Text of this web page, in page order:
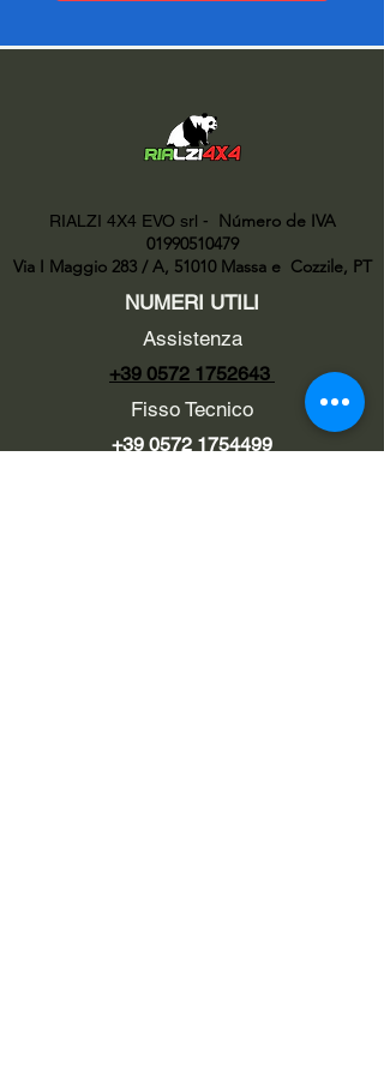
RIALZI 4X4 EVO srl -
Número de IVA
01990510479
Via I Maggio 283 / A, 51010 Massa e Cozzile, PT
NUMERI UTILI
Assistenza
+39 0572 1752643
Fisso Tecnico
+39 0572 1754499